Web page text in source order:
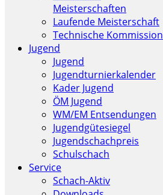
Meisterschaften
Laufende Meisterschaft
Technische Kommission
Jugend
Jugend
Jugendturnierkalender
Kader Jugend
ÖM Jugend
WM/EM Entsendungen
Jugendgütesiegel
Jugendschachpreis
Schulschach
Service
Schach-Aktiv